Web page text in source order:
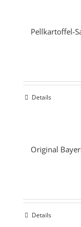
Pellkartoffel-
Details
Original
Details